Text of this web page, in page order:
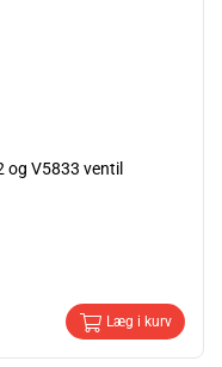
og V5833 ventil
Læg i kurv